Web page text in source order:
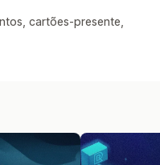
cartões-presente,